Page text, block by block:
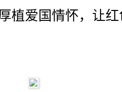
植爱国情怀，让